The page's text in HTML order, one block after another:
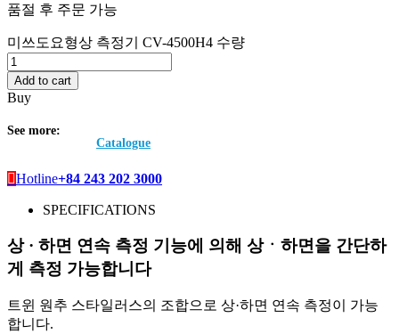
품절 후 주문 가능
미쓰도요형상 측정기 CV-4500H4 수량
Add to cart
Buy
See more:
Catalogue
Hotline+84 243 202 3000
SPECIFICATIONS
상 · 하면 연속 측정 기능에 의해 상ㆍ하면을 간단하
게 측정 가능합니다
트윈 원추 스타일러스의 조합으로 상·하면 연속 측정이 가능
합니다.